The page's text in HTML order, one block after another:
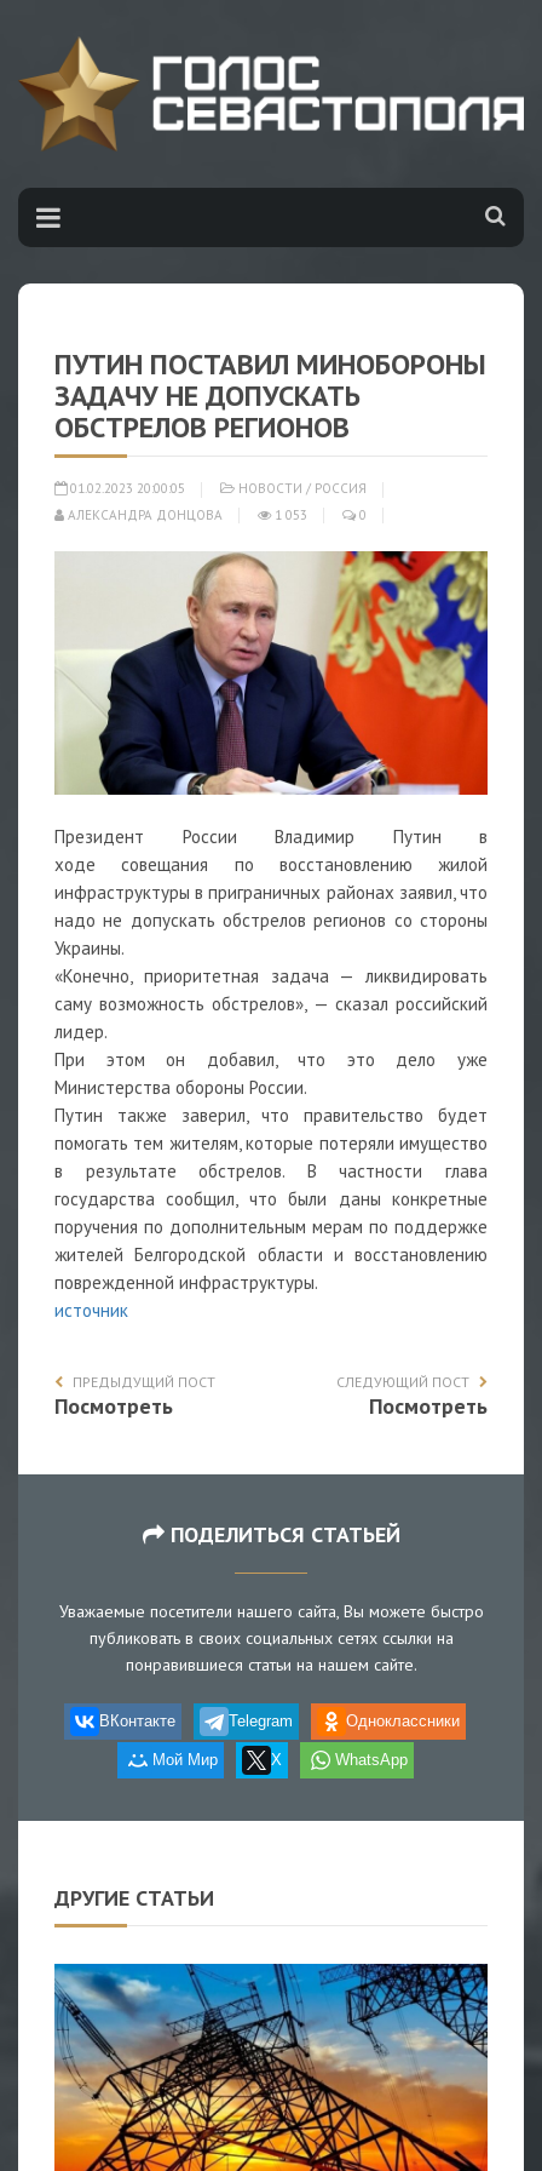
ПУТИН ПОСТАВИЛ МИНОБОРОНЫ
ЗАДАЧУ НЕ ДОПУСКАТЬ
ОБСТРЕЛОВ РЕГИОНОВ
01.02.2023 20:00:05 НОВОСТИ / РОССИЯ
АЛЕКСАНДРА ДОНЦОВА
1 053 0
Президент России Владимир Путин в
ходе
совещания
по восстановлению жилой
инфраструктуры в приграничных районах заявил, что
надо не допускать обстрелов регионов со стороны
Украины.
«Конечно, приоритетная задача — ликвидировать
саму возможность обстрелов», — сказал российский
лидер.
При этом он добавил, что это дело уже
Министерства обороны России.
Путин также заверил, что правительство будет
помогать тем жителям, которые потеряли имущество
в результате обстрелов. В частности глава
государства сообщил, что были даны конкретные
поручения по дополнительным мерам по поддержке
жителей Белгородской области и восстановлению
поврежденной инфраструктуры.
источник
ПРЕДЫДУЩИЙ ПОСТ
Посмотреть
СЛЕДУЮЩИЙ ПОСТ
Посмотреть
ПОДЕЛИТЬСЯ СТАТЬЕЙ
Уважаемые посетители нашего сайта, Вы можете быстро
публиковать в своих социальных сетях ссылки на
понравившиеся статьи на нашем сайте.
ВКонтакте Telegram Одноклассники
Мой Мир X WhatsApp
ДРУГИЕ СТАТЬИ